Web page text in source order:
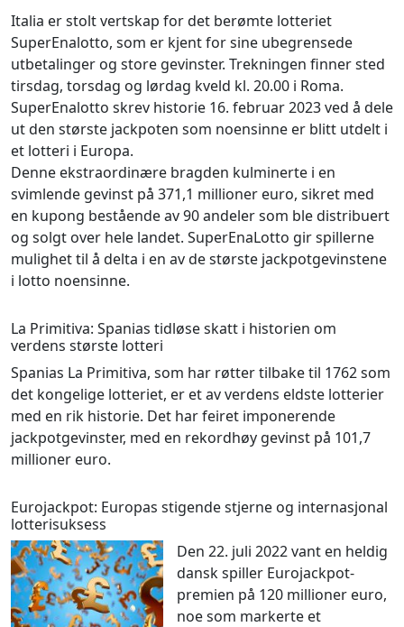
Italia er stolt vertskap for det berømte lotteriet
SuperEnalotto, som er kjent for sine ubegrensede
utbetalinger og store gevinster. Trekningen finner sted
tirsdag, torsdag og lørdag kveld kl. 20.00 i Roma.
SuperEnalotto skrev historie 16. februar 2023 ved å dele
ut den største jackpoten som noensinne er blitt utdelt i
et lotteri i Europa.
Denne ekstraordinære bragden kulminerte i en
svimlende gevinst på 371,1 millioner euro, sikret med
en kupong bestående av 90 andeler som ble distribuert
og solgt over hele landet. SuperEnaLotto gir spillerne
mulighet til å delta i en av de største jackpotgevinstene
i lotto noensinne.
La Primitiva: Spanias tidløse skatt i historien om
verdens største lotteri
Spanias La Primitiva, som har røtter tilbake til 1762 som
det kongelige lotteriet, er et av verdens eldste lotterier
med en rik historie. Det har feiret imponerende
jackpotgevinster, med en rekordhøy gevinst på 101,7
millioner euro.
Eurojackpot: Europas stigende stjerne og internasjonal
lotterisuksess
Den 22. juli 2022 vant en heldig
dansk spiller Eurojackpot-
premien på 120 millioner euro,
noe som markerte et